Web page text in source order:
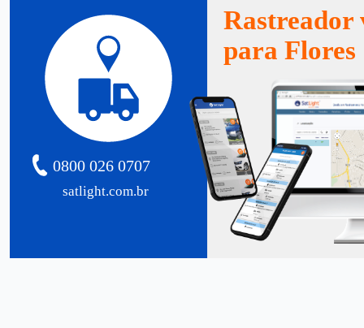
satlight.com.br
0800 026 0707
Rastreador
para Flores